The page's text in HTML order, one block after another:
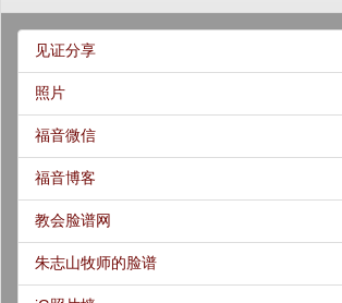
见证分享
照片
福音微信
福音博客
教会脸谱网
朱志山牧师的脸谱